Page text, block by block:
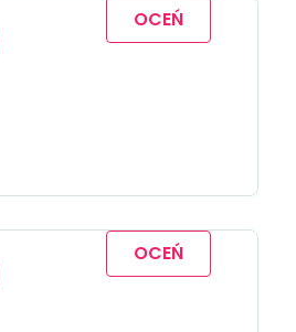
OCEŃ
OCEŃ